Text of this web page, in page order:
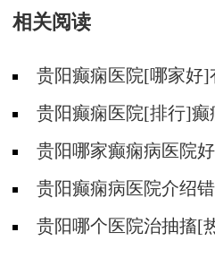
相关阅读
贵阳癫痫医院[哪家好]
贵阳癫痫医院[排行]癫
贵阳哪家癫痫病医院
贵阳癫痫病医院介绍
哪些？
贵阳哪个医院治抽搐[